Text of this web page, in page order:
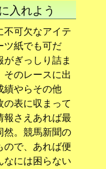
入れよう
可欠なアイテ
ツ紙でも可だ
ぎっしり詰ま
そのレースに出
績やらその他
表に収まって
報さえあれば最
然。競馬新聞の
で、あれば便
には困らない